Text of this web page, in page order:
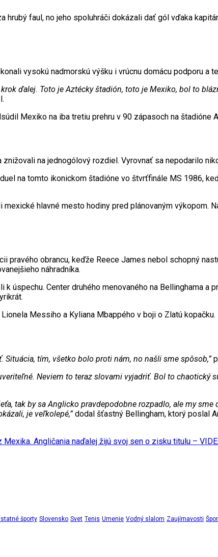
hrubý faul, no jeho spoluhráči dokázali dať gól vďaka
vysokú nadmorskú výšku i vrúcnu domácu podporu a
ďalej. Toto je Aztécky štadión, toto je Mexiko, bol to
Mexiko na iba tretiu prehru v 90 zápasoch na štadióne
na jednogólový rozdiel. Vyrovnať sa nepodarilo
na tomto ikonickom štadióne vo štvrťfinále MS 1986,
hlavné mesto hodiny pred plánovaným výkopom.
pravého obrancu, keďže Reece James nebol schopný
náhradníka.
úspechu. Center druhého menovaného na Bellinghama a
Messiho a Kyliana Mbappého v boji o Zlatú kopačku.
tím, všetko bolo proti nám, no našli sme spôsob,”
Neviem to teraz slovami vyjadriť. Bol to chaotický
tak by sa Anglicko pravdepodobne rozpadlo, ale my
je veľkolepé,”dodal šťastný Bellingham, ktorý poslal
Angličania naďalej žijú svoj sen o zisku titulu –
športy Slovensko Svet Tenis Umenie Vodný slalom Zaujímavosti